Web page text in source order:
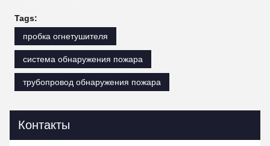
Tags:
пробка огнетушителя
система обнаружения пожара
трубопровод обнаружения пожара
Контакты